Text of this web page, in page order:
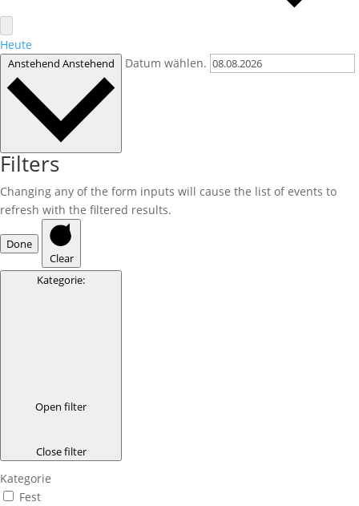
Heute
Anstehend Anstehend Datum wählen.
Filters
Changing any of the form inputs will cause the list of events to
refresh with the filtered results.
Done
Clear
Kategorie:
Open filter
Close filter
Kategorie
Fest